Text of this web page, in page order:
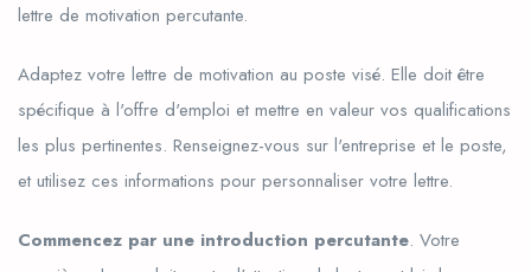
lettre de motivation percutante.
Adaptez votre lettre de motivation au poste visé. Elle doit être
spécifique à l'offre d'emploi et mettre en valeur vos qualifications
les plus pertinentes. Renseignez-vous sur l'entreprise et le poste,
et utilisez ces informations pour personnaliser votre lettre.
Commencez par une introduction percutante. Votre